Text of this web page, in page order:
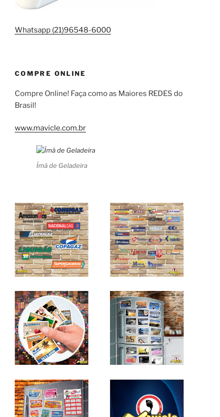
Whatsapp (21)96548-6000
COMPRE ONLINE
Compre Online! Faça como as Maiores REDES do
Brasil!
www.mavicle.com.br
Ímã de Geladeira